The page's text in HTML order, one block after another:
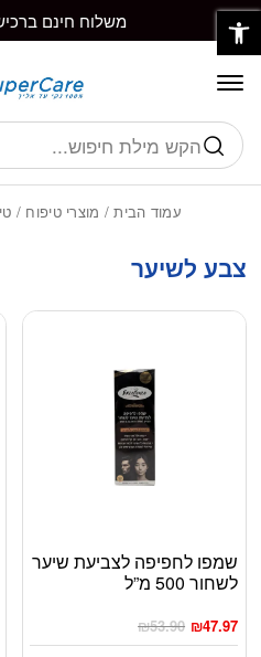
Skip to Content משלוח חינם
חיפוש
עמוד הבית/ מוצרי טיפוח /
צבע לשיער
שמפו לחפיפה לצביעת שיער
לשחור 500 מ”ל
₪53.90 ₪47.97
בחזרה למעלה
פתח סרגל נגישות